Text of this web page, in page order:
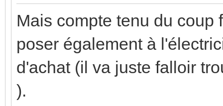
Mais compte tenu du
poser également à
d'achat (il va juste falloir
).